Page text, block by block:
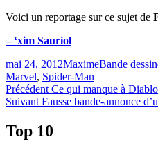
Voici un reportage sur ce sujet de
– ‘xim Sauriol
Publié
le
mai 24, 2012MaximeCatégories
Bande
Marvel, Spider-Man
Navigation
de
l'article
Précédent Article
précédent :
Ce qui manque à
Suivant Article
Fausse bande-annonce
Top 10